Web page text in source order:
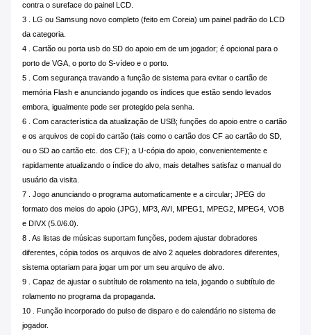
contra o sureface do painel LCD.
3 . LG ou Samsung novo completo (feito em Coreia) um painel padrão do LCD
da categoria.
4 . Cartão ou porta usb do SD do apoio em de um jogador; é opcional para o
porto de VGA, o porto do S-vídeo e o porto.
5 . Com segurança travando a função de sistema para evitar o cartão de
memória Flash e anunciando jogando os índices que estão sendo levados
embora, igualmente pode ser protegido pela senha.
6 . Com característica da atualização de USB; funções do apoio entre o cartão
e os arquivos de copi do cartão (tais como o cartão dos CF ao cartão do SD,
ou o SD ao cartão etc. dos CF); a U-cópia do apoio, convenientemente e
rapidamente atualizando o índice do alvo, mais detalhes satisfaz o manual do
usuário da visita.
7 . Jogo anunciando o programa automaticamente e a circular; JPEG do
formato dos meios do apoio (JPG), MP3, AVI, MPEG1, MPEG2, MPEG4, VOB
e DIVX (5.0/6.0).
8 . As listas de músicas suportam funções, podem ajustar dobradores
diferentes, cópia todos os arquivos de alvo 2 aqueles dobradores diferentes,
sistema optariam para jogar um por um seu arquivo de alvo.
9 . Capaz de ajustar o subtítulo de rolamento na tela, jogando o subtítulo de
rolamento no programa da propaganda.
10 . Função incorporado do pulso de disparo e do calendário no sistema de
jogador.